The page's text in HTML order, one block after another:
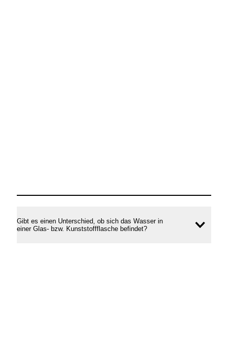
Gibt es einen Unterschied, ob sich das Wasser in
einer Glas- bzw. Kunststoffflasche befindet?